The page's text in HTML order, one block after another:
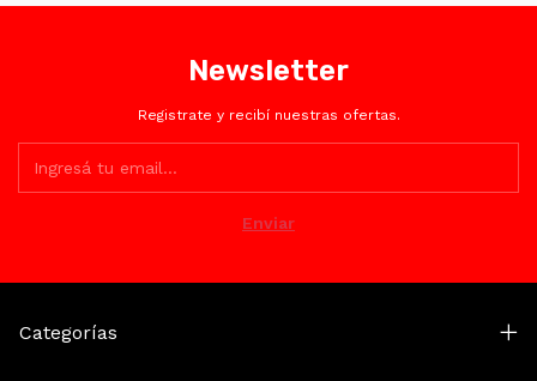
Newsletter
Registrate y recibí nuestras ofertas.
Categorías